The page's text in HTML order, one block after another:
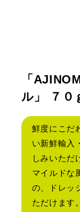
「
ル」 ７０
鮮度にこだ
い新鮮輸入
しみいただ
マイルドな
の、ドレッ
ただけます。